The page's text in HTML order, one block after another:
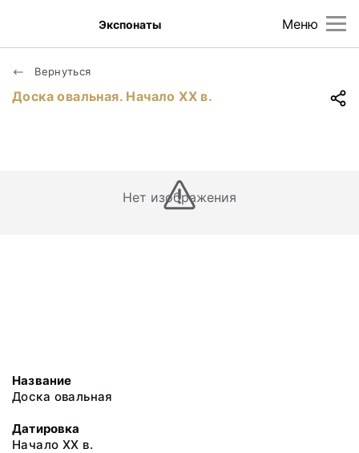
Меню
Экспонаты
Вернуться
Доска овальная. Начало XX в.
Нет изображения
Название
Доска овальная
Датировка
Начало XX в.